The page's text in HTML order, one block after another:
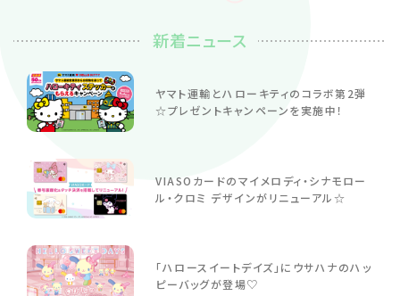
新着ニュース
ヤマト運輸とハローキティのコラボ第2弾
☆プレゼントキャンペーンを実施中！
VIASOカードのマイメロディ・シナモロー
ル・クロミ デザインがリニューアル☆
「ハロースイートデイズ」にウサハナのハッ
ピーバッグが登場♡